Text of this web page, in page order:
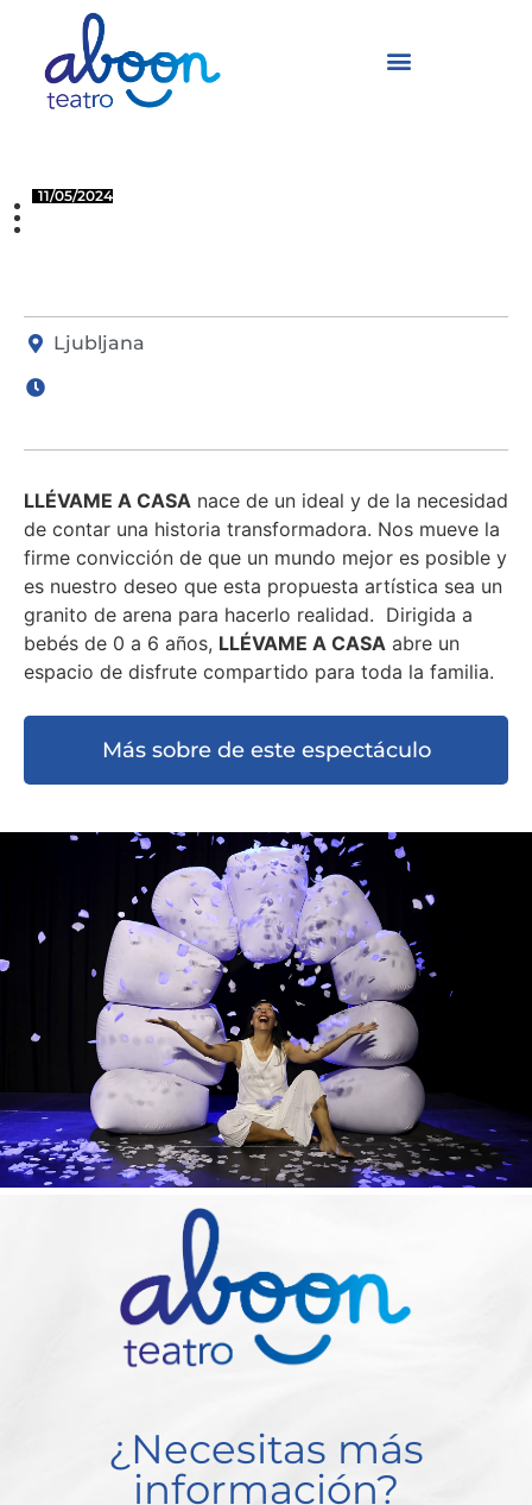
11/05/2024
Ljubljana
LLÉVAME A CASA nace de un ideal y de la necesidad
de contar una historia transformadora. Nos mueve la
firme convicción de que un mundo mejor es posible y
es nuestro deseo que esta propuesta artística sea un
granito de arena para hacerlo realidad. Dirigida a
bebés de 0 a 6 años, LLÉVAME A CASA abre un
espacio de disfrute compartido para toda la familia.
Más sobre de este espectáculo
¿Necesitas más
información?